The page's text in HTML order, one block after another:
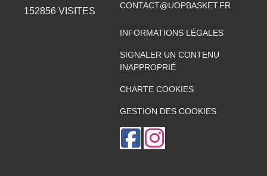
152856 VISITES
CONTACT@UOPBASKET.FR
INFORMATIONS LÉGALES
SIGNALER UN CONTENU
INAPPROPRIÉ
CHARTE COOKIES
GESTION DES COOKIES